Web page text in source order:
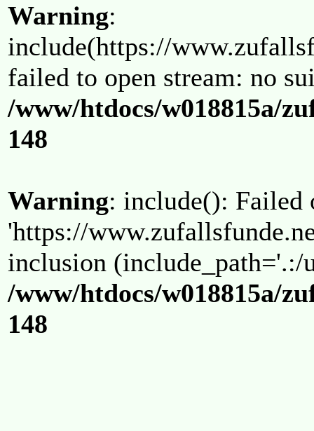
Warning:
include(https://
failed to open stream: no
/www/htdocs/w018815a/
148
Warning: include(): Failed
'https://
inclusion (include_path='.:/
/www/htdocs/w018815a/
148